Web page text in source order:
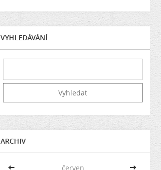
VYHLEDÁVÁNÍ
ARCHIV
<< červen >>